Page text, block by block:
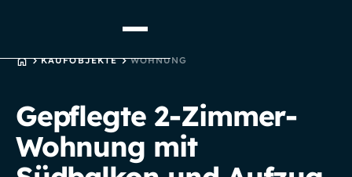
STARTSEITE
KAUFOBJEKTE WOHNUNG
Gepflegte 2-Zimmer-
Wohnung mit